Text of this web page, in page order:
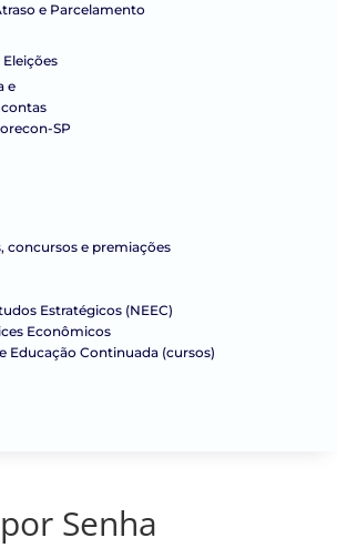
e Parcelamento
e
SP
concursos e premiações
Estratégicos (NEEC)
Econômicos
Educação Continuada (cursos)
Senha